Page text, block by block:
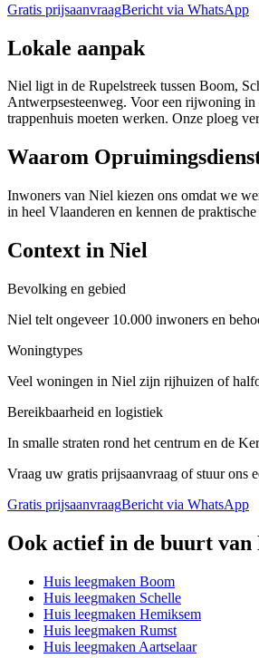
Gratis prijsaanvraagBericht via WhatsApp
Lokale aanpak
Niel ligt in de Rupelstreek tussen Boom,
Antwerpsesteenweg. Voor een rijwoning
trappenhuis moeten werken. Onze ploeg
Waarom
Inwoners van Niel kiezen ons omdat we
in heel Vlaanderen en kennen de
Context in Niel
Bevolking en gebied
Niel telt ongeveer 10.000 inwoners en
Woningtypes
Veel woningen in Niel zijn rijhuizen of
Bereikbaarheid en logistiek
In smalle straten rond het centrum en de
Vraag uw gratis prijsaanvraag of stuur ons
Gratis prijsaanvraagBericht via WhatsApp
Ook actief in de buurt van
Huis leegmaken Boom
Huis leegmaken Schelle
Huis leegmaken Hemiksem
Huis leegmaken Rumst
Huis leegmaken Aartselaar